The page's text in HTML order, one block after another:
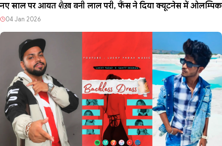
नए साल पर आयत शैख़ बनी लाल परी, फैंस ने दिया क्यूटनेस में ओलम्पिक
04 Jan 2026